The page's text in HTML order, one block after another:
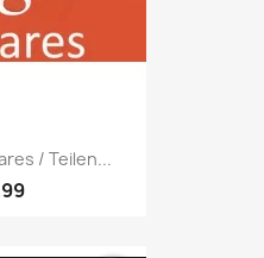
/ Teilen...